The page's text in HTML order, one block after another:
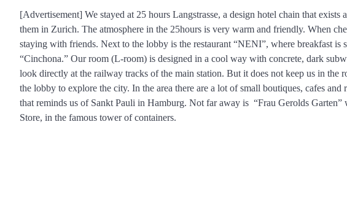
[Advertisement] We stayed at 25 hours Langstrasse, a design hotel chain that exists
them in Zurich. The atmosphere in the 25hours is very warm and friendly. When
staying with friends. Next to the lobby is the restaurant “NENI”, where breakfast is
“Cinchona.” Our room (L-room) is designed in a cool way with concrete, dark
look directly at the railway tracks of the main station. But it does not keep us in the
the lobby to explore the city. In the area there are a lot of small boutiques, cafes and
that reminds us of Sankt Pauli in Hamburg. Not far away is “Frau Gerolds Garten”
Store, in the famous tower of containers.